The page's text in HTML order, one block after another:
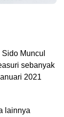
Muncul
sebanyak
2021
lainnya